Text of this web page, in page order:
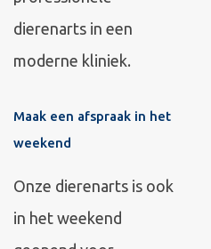
dierenarts in een
moderne kliniek.
Maak een afspraak in het
weekend
Onze dierenarts is ook
in het weekend